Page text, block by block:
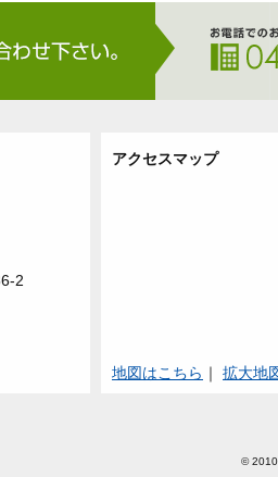
2
アクセスマップ
地図はこちら ｜ 拡大地
©